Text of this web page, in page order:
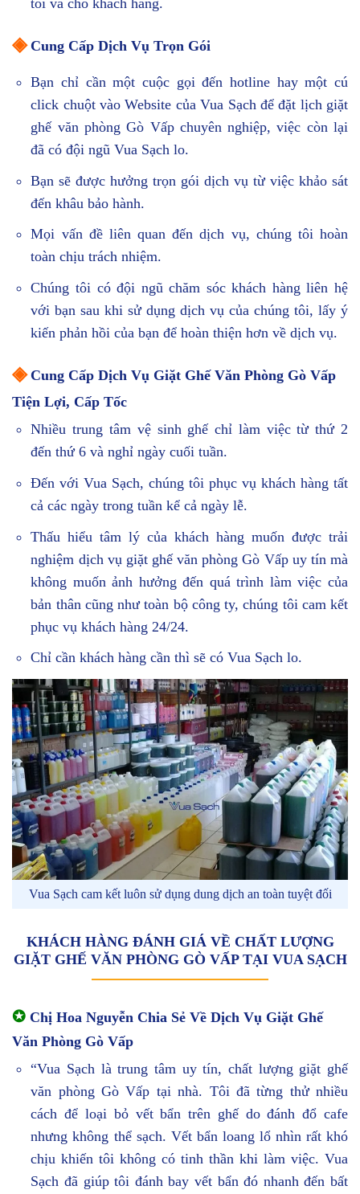
◈Cung Cấp Dịch Vụ Trọn Gói
Bạn chỉ cần một cuộc gọi đến hotline hay một cú
click chuột vào Website của Vua Sạch để đặt lịch giặt
ghế văn phòng Gò Vấp chuyên nghiệp, việc còn lại
đã có đội ngũ Vua Sạch lo.
Bạn sẽ được hưởng trọn gói dịch vụ từ việc khảo sát
đến khâu bảo hành.
Mọi vấn đề liên quan đến dịch vụ, chúng tôi hoàn
toàn chịu trách nhiệm.
Chúng tôi có đội ngũ chăm sóc khách hàng liên hệ
với bạn sau khi sử dụng dịch vụ của chúng tôi, lấy ý
kiến phản hồi của bạn để hoàn thiện hơn về dịch vụ.
◈Cung Cấp Dịch Vụ Giặt Ghế Văn Phòng Gò Vấp
Tiện Lợi, Cấp Tốc
Nhiều trung tâm vệ sinh ghế chỉ làm việc từ thứ 2
đến thứ 6 và nghỉ ngày cuối tuần.
Đến với Vua Sạch, chúng tôi phục vụ khách hàng tất
cả các ngày trong tuần kể cả ngày lễ.
Thấu hiểu tâm lý của khách hàng muốn được trải
nghiệm dịch vụ giặt ghế văn phòng Gò Vấp uy tín mà
không muốn ảnh hưởng đến quá trình làm việc của
bản thân cũng như toàn bộ công ty, chúng tôi cam kết
phục vụ khách hàng 24/24.
Chỉ cần khách hàng cần thì sẽ có Vua Sạch lo.
Vua Sạch cam kết luôn sử dụng dung dịch an toàn tuyệt đối
KHÁCH HÀNG ĐÁNH GIÁ VỀ CHẤT LƯỢNG
GIẶT GHẾ VĂN PHÒNG GÒ VẤP TẠI VUA SẠCH
✪ Chị Hoa Nguyễn Chia Sẻ Về Dịch Vụ Giặt Ghế
Văn Phòng Gò Vấp
“Vua Sạch là trung tâm uy tín, chất lượng giặt ghế
văn phòng Gò Vấp tại nhà. Tôi đã từng thử nhiều
cách để loại bỏ vết bẩn trên ghế do đánh đổ cafe
nhưng không thể sạch. Vết bẩn loang lổ nhìn rất khó
chịu khiến tôi không có tinh thần khi làm việc. Vua
Sạch đã giúp tôi đánh bay vết bẩn đó nhanh đến bất